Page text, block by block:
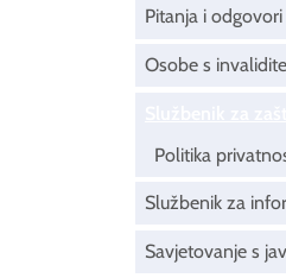
Pitanja i odgovori
Osobe s
Politika
Službenik za
Savjetovanje s